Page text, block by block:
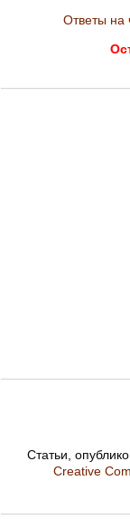
Ответы на
Статьи,
Creative